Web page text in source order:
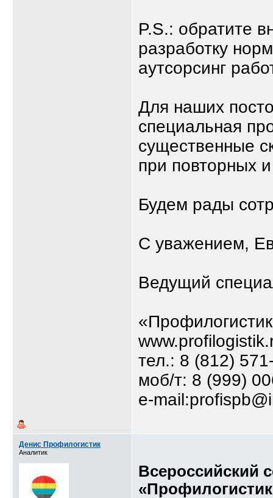
P.S.: обратите
разработку
аутсорсинг
Для наших
специальная
существенные
при повторных
Будем рады
С уважением,
Ведущий
тел.: 8 (812)
моб/т: 8 (999)
e-
Денис Профилогистик
Аналитик
Всероссийский